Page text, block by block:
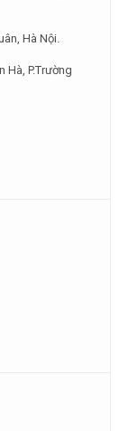
Hà Nội.
Hà, P.Trường